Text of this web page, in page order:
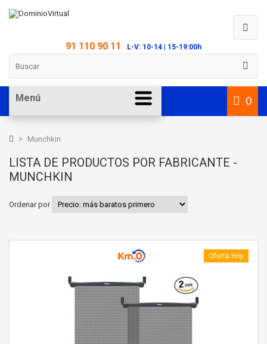
91 110 90 11 L-V: 10-14 | 15-19:00h
0
Menú
> Munchkin
LISTA DE PRODUCTOS POR FABRICANTE -
MUNCHKIN
Ordenar por
Oferta Hoy